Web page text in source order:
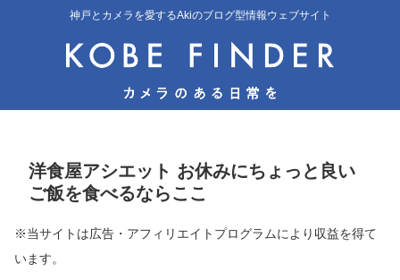
神戸とカメラを愛するAkiのブログ型情報ウェブサイト
洋食屋アシエット お休みにちょっと良い
ご飯を食べるならここ
※当サイトは広告・アフィリエイトプログラムにより収益を得て
います。